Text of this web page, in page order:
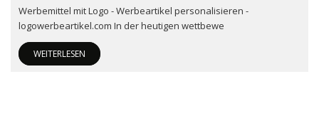
Werbemittel mit Logo - Werbeartikel personalisieren -
logowerbeartikel.com In der heutigen wettbewe
WEITERLESEN